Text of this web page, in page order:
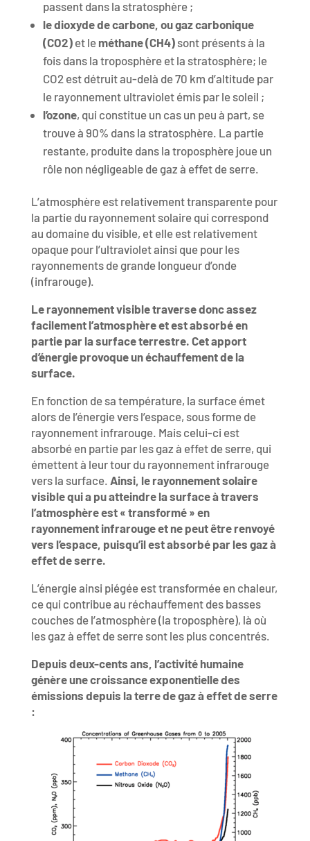
passent dans la stratosphère ;
le dioxyde de carbone, ou gaz carbonique
(CO2)et le méthane (CH4)sont présents à la
fois dans la troposphère et la stratosphère; le
CO2 est détruit au-delà de 70 km d’altitude par
le rayonnement ultraviolet émis par le soleil ;
l’ozone, qui constitue un cas un peu à part, se
trouve à 90% dans la stratosphère. La partie
restante, produite dans la troposphère joue un
rôle non négligeable de gaz à effet de serre.
L’atmosphère est relativement transparente pour
la partie du rayonnement solaire qui correspond
au domaine du visible, et elle est relativement
opaque pour l’ultraviolet ainsi que pour les
rayonnements de grande longueur d’onde
(infrarouge).
Le rayonnement visible traverse donc assez
facilement l’atmosphère et est absorbé en
partie par la surface terrestre. Cet apport
d’énergie provoque un échauffement de la
surface.
En fonction de sa température, la surface émet
alors de l’énergie vers l’espace, sous forme de
rayonnement infrarouge. Mais celui-ci est
absorbé en partie par les gaz à effet de serre, qui
émettent à leur tour du rayonnement infrarouge
vers la surface. Ainsi, le rayonnement solaire
visible qui a pu atteindre la surface à travers
l’atmosphère est « transformé » en
rayonnement infrarouge et ne peut être renvoyé
vers l’espace, puisqu’il est absorbé par les gaz à
effet de serre.
L’énergie ainsi piégée est transformée en chaleur,
ce qui contribue au réchauffement des basses
couches de l’atmosphère (la troposphère), là où
les gaz à effet de serre sont les plus concentrés.
Depuis deux-cents ans, l’activité humaine
génère une croissance exponentielle des
émissions depuis la terre de gaz à effet de serre
: